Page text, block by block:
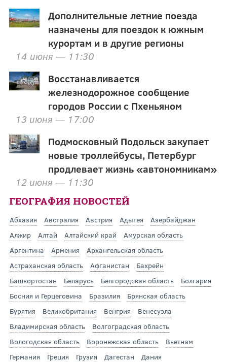
Дополнительные летние поезда
назначены для поездок к южным
курортам и в другие регионы
14 июня — 11:30
Восстанавливается
железнодорожное сообщение
городов России с Пхеньяном
13 июня — 17:00
Подмосковный Подольск закупает
новые троллейбусы, Петербург
продлевает жизнь «автономникам»
12 июня — 11:30
ГЕОГРАФИЯ НОВОСТЕЙ
Абхазия Австралия Австрия Адыгея
Азербайджан
Алжир
Алтай Алтайский край
Амурская область
Аргентина
Армения
Архангельская область
Астраханская область
Афганистан
Бахрейн
Башкортостан
Беларусь Белгородская область
Болгария
Босния и Герцеговина
Бразилия
Брянская область
Бурятия
Великобритания Венгрия
Венесуэла
Владимирская область
Волгоградская область
Вологодская область
Воронежская область
Вьетнам
Германия
Греция Грузия Дагестан
Дания